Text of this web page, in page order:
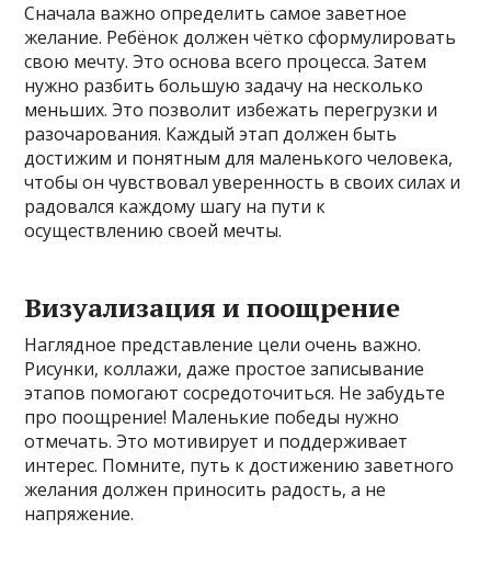
Сначала важно определить самое заветное
желание. Ребёнок должен чётко сформулировать
свою мечту. Это основа всего процесса. Затем
нужно разбить большую задачу на несколько
меньших. Это позволит избежать перегрузки и
разочарования. Каждый этап должен быть
достижим и понятным для маленького человека,
чтобы он чувствовал уверенность в своих силах и
радовался каждому шагу на пути к
осуществлению своей мечты.
Визуализация и поощрение
Наглядное представление цели очень важно.
Рисунки, коллажи, даже простое записывание
этапов помогают сосредоточиться. Не забудьте
про поощрение! Маленькие победы нужно
отмечать. Это мотивирует и поддерживает
интерес. Помните, путь к достижению заветного
желания должен приносить радость, а не
напряжение.